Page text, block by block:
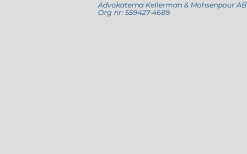
Advokaterna Kellerman & Mohsenpour AB
Org nr: 559427-4689